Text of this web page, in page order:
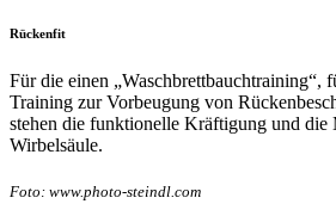
Rückenfit
Für die einen „Waschbrettbauchtraining“,
Training zur Vorbeugung von
stehen die funktionelle Kräftigung und
Wirbelsäule.
Foto: www.photo-steindl.com